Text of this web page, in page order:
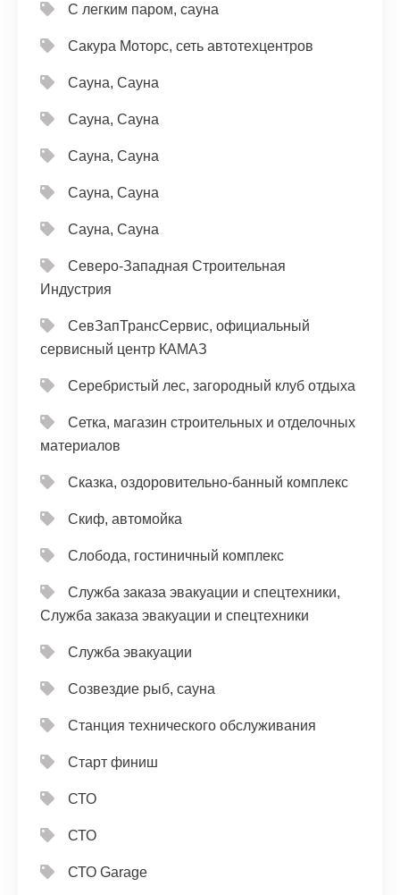
С легким паром, сауна
Сакура Моторс, сеть автотехцентров
Сауна, Сауна
Сауна, Сауна
Сауна, Сауна
Сауна, Сауна
Сауна, Сауна
Северо-Западная Строительная
Индустрия
СевЗапТрансСервис, официальный
сервисный центр КАМАЗ
Серебристый лес, загородный клуб отдыха
Сетка, магазин строительных и отделочных
материалов
Сказка, оздоровительно-банный комплекс
Скиф, автомойка
Слобода, гостиничный комплекс
Служба заказа эвакуации и спецтехники,
Служба заказа эвакуации и спецтехники
Служба эвакуации
Созвездие рыб, сауна
Станция технического обслуживания
Старт финиш
СТО
СТО
СТО Garage